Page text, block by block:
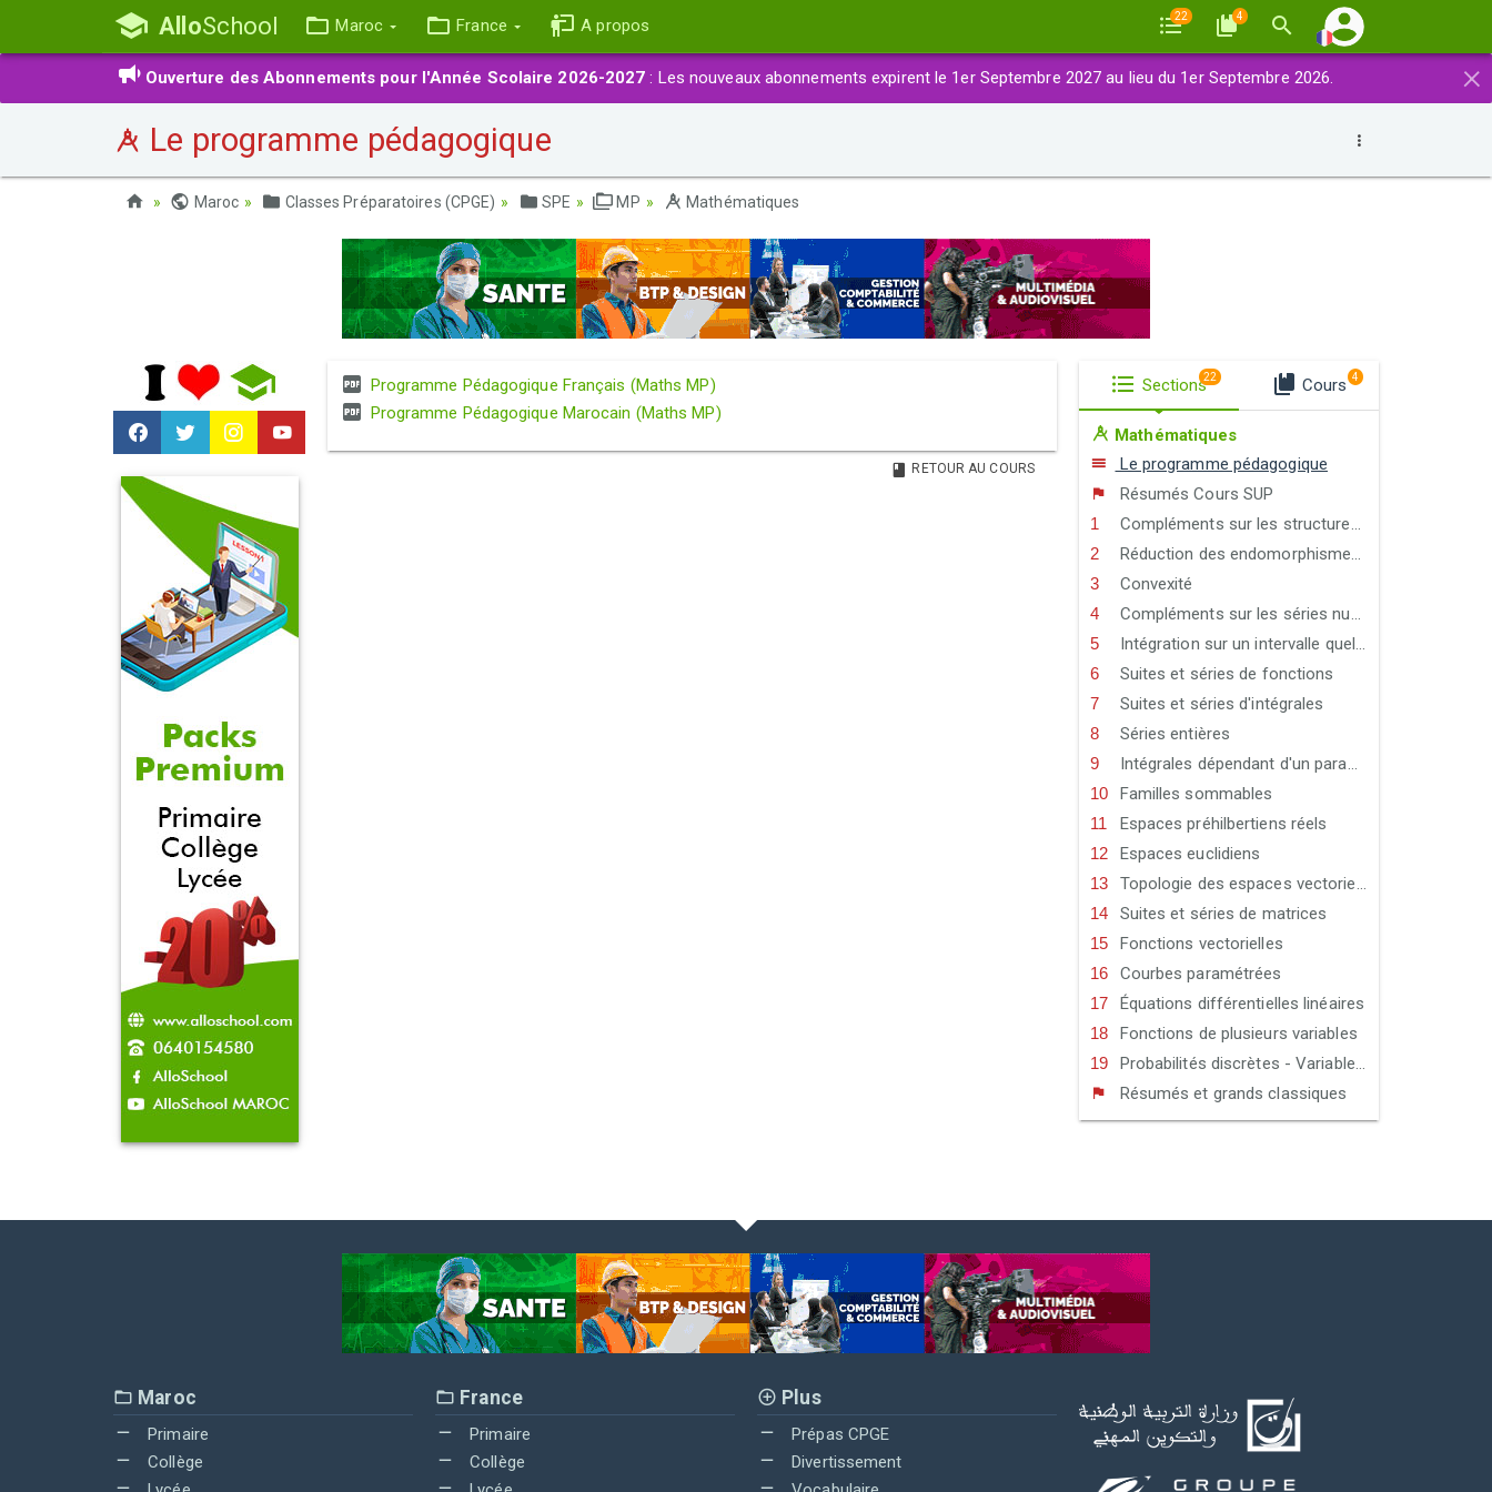
AlloSchool Maroc France A propos 22 4
×
Ouverture des Abonnements pour l'Année Scolaire 2026-2027 : Les nouveaux abonnements expirent le 1er Septembre 2027 au lieu du 1er Septembre 2026.
Le programme pédagogique
Maroc Classes Préparatoires (CPGE) SPE MP Mathématiques
Programme Pédagogique Français (Maths MP)
Programme Pédagogique Marocain (Maths MP)
RETOUR AU COURS
Sections22 Cours 4
Mathématiques
Le programme pédagogique
Résumés Cours SUP
Compléments sur les structures - Compléments d'arithmétique
Réduction des endomorphismes et des matrices carrées
Convexité
Compléments sur les séries numériques
Intégration sur un intervalle quelconque
Suites et séries de fonctions
Suites et séries d'intégrales
Séries entières
Intégrales dépendant d'un paramètre
Familles sommables
Espaces préhilbertiens réels
Espaces euclidiens
Topologie des espaces vectoriels normés
Suites et séries de matrices
Fonctions vectorielles
Courbes paramétrées
Équations différentielles linéaires
Fonctions de plusieurs variables
Probabilités discrètes - Variables aléatoires discrètes
Résumés et grands classiques
Maroc
Primaire
Collège
France
Primaire
Collège
Plus
Prépas CPGE
Divertissement